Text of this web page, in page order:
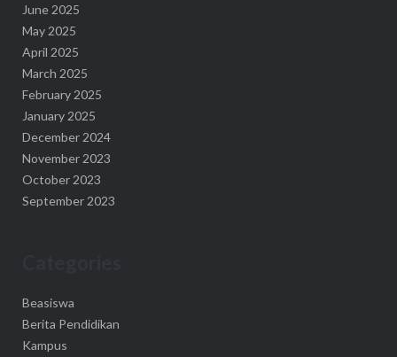
June 2025
May 2025
April 2025
March 2025
February 2025
January 2025
December 2024
November 2023
October 2023
September 2023
Beasiswa
Berita Pendidikan
Kampus